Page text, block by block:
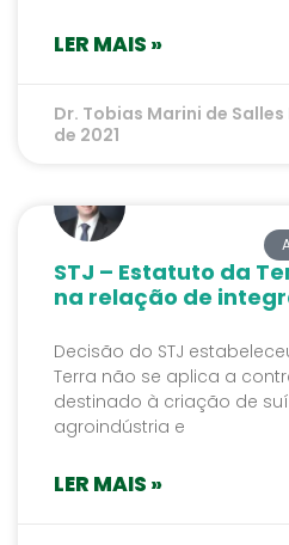
LER MAIS »
Dr. Tobias Marini de Salles
de 2021
STJ – Estatuto da
na relação de
Decisão do STJ
Terra não se aplica a
destinado à criação de
agroindústria e
LER MAIS »